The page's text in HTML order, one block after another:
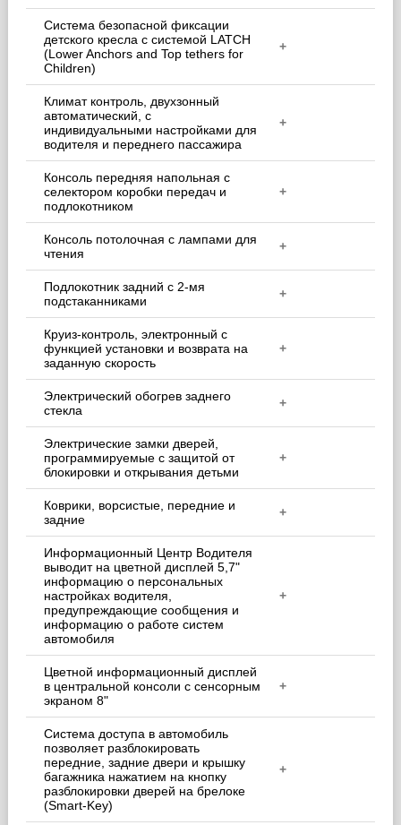
Система безопасной фиксации
детского кресла c системой LATCH
(Lower Anchors and Top tethers for
Children)
+
Климат контроль, двухзонный
автоматический, с
индивидуальными настройками для
водителя и переднего пассажира
+
Консоль передняя напольная с
селектором коробки передач и
подлокотником
+
Консоль потолочная с лампами для
чтения
+
Подлокотник задний с 2-мя
подстаканниками
+
Круиз-контроль, электронный с
функцией установки и возврата на
заданную скорость
+
Электрический обогрев заднего
стекла
+
Электрические замки дверей,
программируемые с защитой от
блокировки и открывания детьми
+
Коврики, ворсистые, передние и
задние
+
Информационный Центр Водителя
выводит на цветной дисплей 5,7"
информацию о персональных
настройках водителя,
предупреждающие сообщения и
информацию о работе систем
автомобиля
+
Цветной информационный дисплей
в центральной консоли с сенсорным
экраном 8"
+
Система доступа в автомобиль
позволяет разблокировать
передние, задние двери и крышку
багажника нажатием на кнопку
разблокировки дверей на брелоке
(Smart-Key)
+